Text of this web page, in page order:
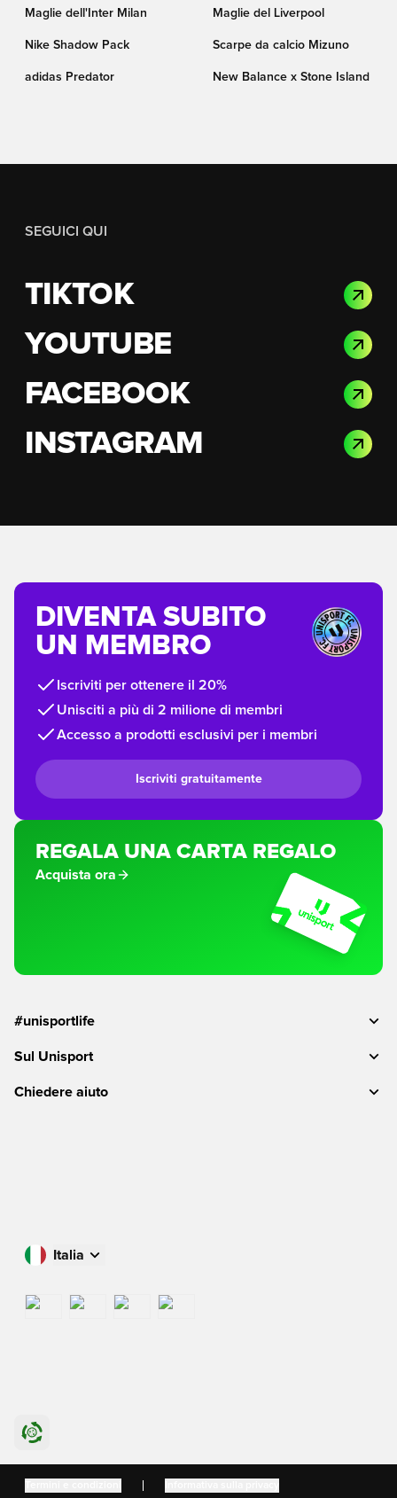
Maglie dell'Inter Milan Maglie del Liverpool
Nike Shadow Pack Scarpe da calcio Mizuno
adidas Predator New Balance x Stone Island
SEGUICI QUI
TIKTOK
YOUTUBE
FACEBOOK
INSTAGRAM
DIVENTA SUBITO
UN MEMBRO
Iscriviti per ottenere il 20%
Unisciti a più di 2 milione di membri
Accesso a prodotti esclusivi per i membri
Iscriviti gratuitamente
REGALA UNA CARTA REGALO
Acquista ora
#unisportlife
Sul Unisport
Chiedere aiuto
Italia
International
Sverige